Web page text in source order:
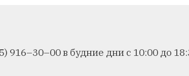
916–30–00 в будние дни с 10:00 до